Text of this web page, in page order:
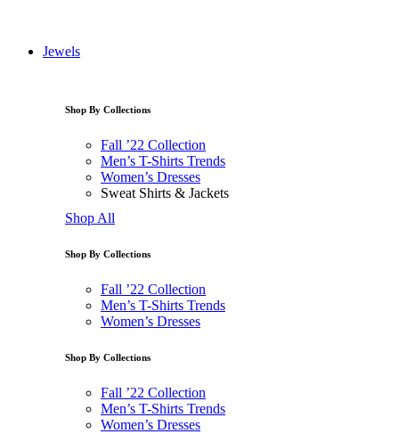
Jewels
Shop By Collections
Fall ’22 Collection
Men’s T-Shirts Trends
Women’s Dresses
Sweat Shirts & Jackets
Shop All
Shop By Collections
Fall ’22 Collection
Men’s T-Shirts Trends
Women’s Dresses
Shop By Collections
Fall ’22 Collection
Men’s T-Shirts Trends
Women’s Dresses